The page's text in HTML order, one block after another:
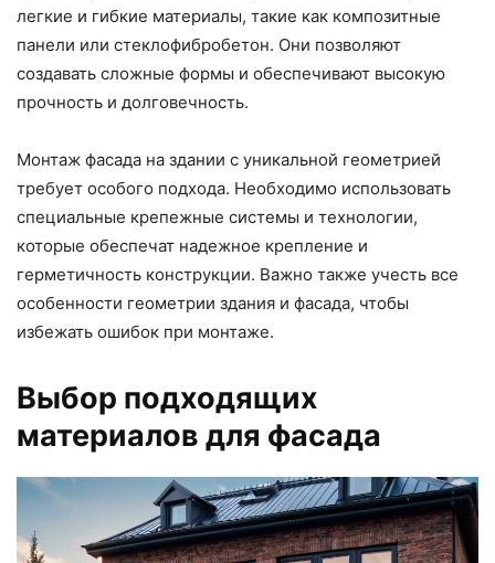
легкие и гибкие материалы, такие как композитные
панели или стеклофибробетон. Они позволяют
создавать сложные формы и обеспечивают высокую
прочность и долговечность.
Монтаж фасада на здании с уникальной геометрией
требует особого подхода. Необходимо использовать
специальные крепежные системы и технологии,
которые обеспечат надежное крепление и
герметичность конструкции. Важно также учесть все
особенности геометрии здания и фасада, чтобы
избежать ошибок при монтаже.
Выбор подходящих
материалов для фасада